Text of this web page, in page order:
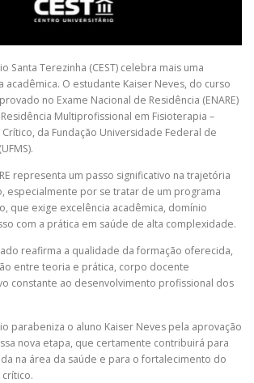
Santa Terezinha (CEST) celebra mais uma
acadêmica. O estudante Kaiser Neves, do curso
no Exame Nacional de Residência (ENARE)
Multiprofissional em Fisioterapia –
da Fundação Universidade Federal de
representa um passo significativo na trajetória
especialmente por se tratar de um programa
que exige excelência acadêmica, domínio
com a prática em saúde de alta complexidade.
reafirma a qualidade da formação oferecida,
entre teoria e prática, corpo docente
constante ao desenvolvimento profissional dos
parabeniza o aluno Kaiser Neves pela aprovação
nova etapa, que certamente contribuirá para
na área da saúde e para o fortalecimento do